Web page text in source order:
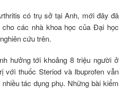
có trụ sở tại Anh, mới đây đã
các nhà khoa học của Đại học
cứu trên.
hưởng tới khoảng 8 triệu người ở
với thuốc Steriod và Ibuprofen vẫn
tác dụng phụ. Những bài kiểm